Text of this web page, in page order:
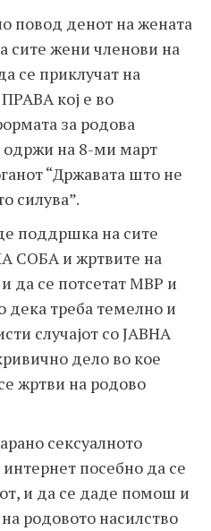
повод денот на жената
сите жени членови на
се приклучат на
кој е во
за родова
одржи на 8-ми март
“Државата што не
силува”.
поддршка на сите
СОБА и жртвите на
да се потсетат МВР и
дека треба темелно и
случајот со ЈАВНА
дело во кое
жртви на родово
сексуалното
посебно да се
и да се даде помош и
родовото насилство